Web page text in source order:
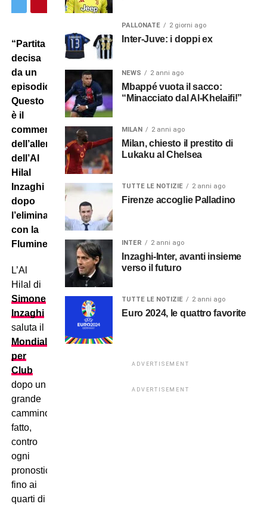
“Partita
decisa
da un
episodio”.
Questo
è il
commento
dell’allenatore
dell’Al
Hilal
Inzaghi
dopo
l’eliminazione
con la
Fluminense.
L’Al
Hilal di
Simone
Inzaghi
saluta il
Mondiale
per
Club
dopo un
grande
cammino
fatto,
contro
ogni
pronostico,
fino ai
quarti di
PALLONATE 2 giorni ago
Inter-Juve: i doppi ex
NEWS 2 anni ago
Mbappé vuota il sacco:
“Minacciato dal Al-Khelaifi!”
MILAN 2 anni ago
Milan, chiesto il prestito di
Lukaku al Chelsea
TUTTE LE NOTIZIE 2 anni ago
Firenze accoglie Palladino
INTER 2 anni ago
Inzaghi-Inter, avanti insieme
verso il futuro
TUTTE LE NOTIZIE 2 anni ago
Euro 2024, le quattro favorite
ADVERTISEMENT
ADVERTISEMENT